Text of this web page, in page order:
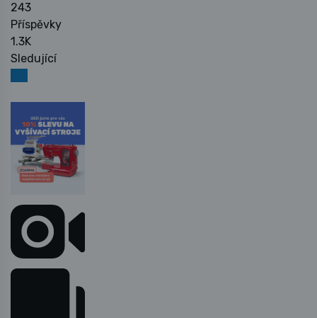
243
Příspěvky
1.3K
Sledující